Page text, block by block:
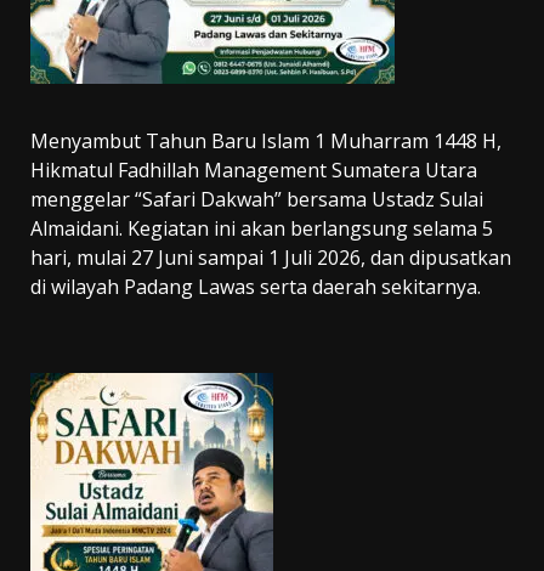
Menyambut Tahun Baru Islam 1 Muharram 1448 H,
Hikmatul Fadhillah Management Sumatera Utara
menggelar “Safari Dakwah” bersama Ustadz Sulai
Almaidani. Kegiatan ini akan berlangsung selama 5
hari, mulai 27 Juni sampai 1 Juli 2026, dan dipusatkan
di wilayah Padang Lawas serta daerah sekitarnya.